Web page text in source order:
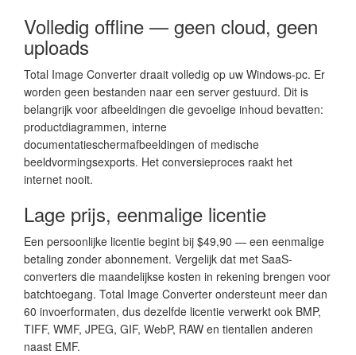
Volledig offline — geen cloud, geen
uploads
Total Image Converter draait volledig op uw Windows-pc. Er
worden geen bestanden naar een server gestuurd. Dit is
belangrijk voor afbeeldingen die gevoelige inhoud bevatten:
productdiagrammen, interne
documentatieschermafbeeldingen of medische
beeldvormingsexports. Het conversieproces raakt het
internet nooit.
Lage prijs, eenmalige licentie
Een persoonlijke licentie begint bij $49,90 — een eenmalige
betaling zonder abonnement. Vergelijk dat met SaaS-
converters die maandelijkse kosten in rekening brengen voor
batchtoegang. Total Image Converter ondersteunt meer dan
60 invoerformaten, dus dezelfde licentie verwerkt ook BMP,
TIFF, WMF, JPEG, GIF, WebP, RAW en tientallen anderen
naast EMF.